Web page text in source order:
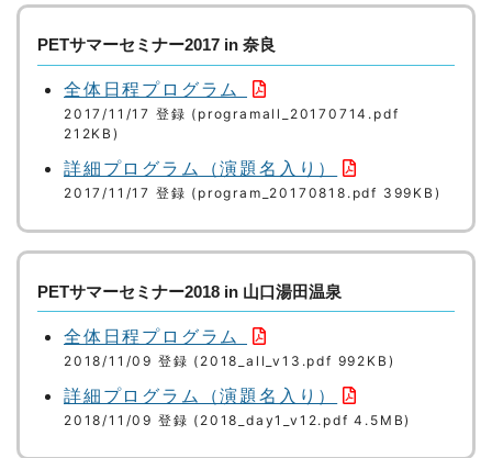
PETサマーセミナー2017 in 奈良
全体日程プログラム
2017/11/17 登録 (programall_20170714.pdf
212KB)
詳細プログラム（演題名入り）
2017/11/17 登録 (program_20170818.pdf 399KB)
PETサマーセミナー2018 in 山口湯田温泉
全体日程プログラム
2018/11/09 登録 (2018_all_v13.pdf 992KB)
詳細プログラム（演題名入り）
2018/11/09 登録 (2018_day1_v12.pdf 4.5MB)